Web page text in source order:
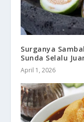
Surganya
Sunda Selalu
April 1, 2026